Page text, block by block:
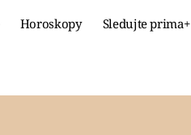
Horoskopy Sledujte prima+